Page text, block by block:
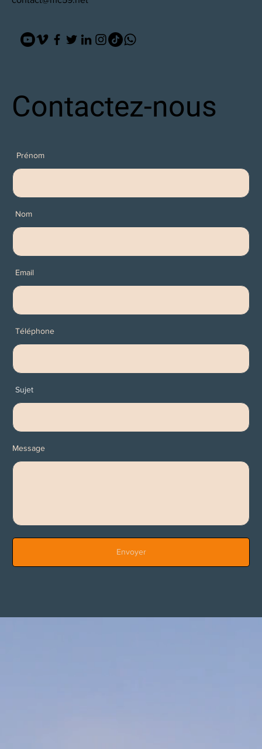
Contactez-nous
Prénom
Nom
Email
Téléphone
Message
Envoyer
Sujet